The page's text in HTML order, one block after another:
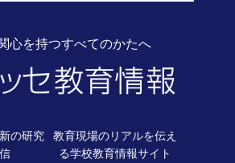
心を持つすべてのかたへ
の研究
教育現場のリアルを伝え
る学校教育情報サイト